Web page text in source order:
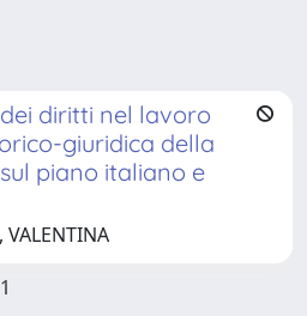
diritti nel lavoro
giuridica della
piano italiano e